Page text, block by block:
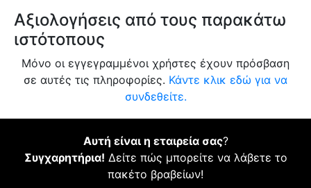
Αξιολογήσεις από τους παρακάτω
ιστότοπους
Μόνο οι εγγεγραμμένοι χρήστες έχουν πρόσβαση
σε αυτές τις πληροφορίες. Κάντε κλικ εδώ για να
συνδεθείτε.
Αυτή είναι η εταιρεία σας?
Συγχαρητήρια! Δείτε πώς μπορείτε να λάβετε το
πακέτο βραβείων!